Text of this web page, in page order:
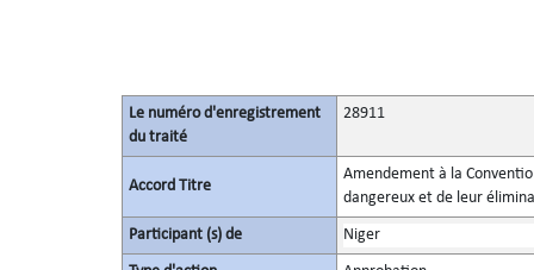
Le numéro d'enregistrement
du traité
28911
Accord Titre
Amendement à la
dangereux et de leur
Participant (s) de Niger